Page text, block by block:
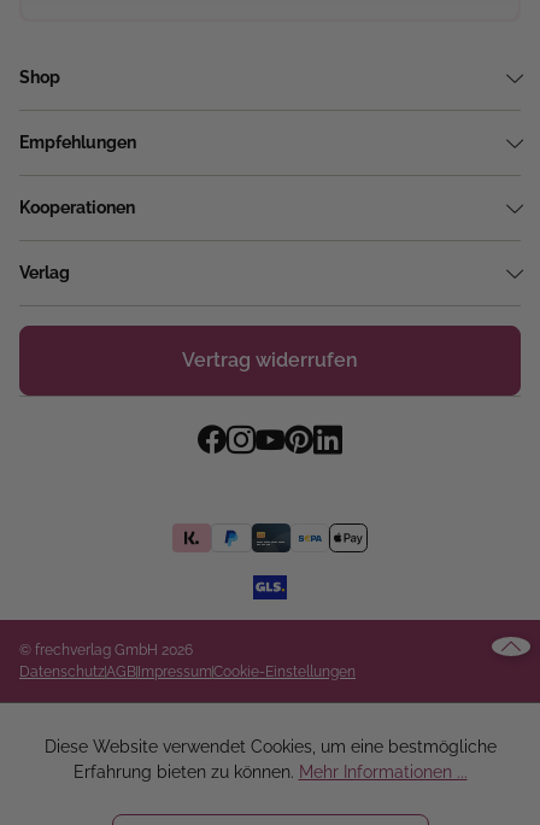
Shop
Empfehlungen
Kooperationen
Verlag
Vertrag widerrufen
© frechverlag GmbH 2026
DatenschutzAGB ImpressumCookie-Einstellungen
Diese Website verwendet Cookies, um eine bestmögliche
Erfahrung bieten zu können. Mehr Informationen ...